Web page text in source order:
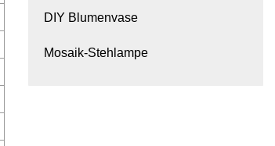
DIY Blumenvase
Mosaik-Stehlampe